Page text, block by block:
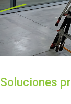
Soluciones